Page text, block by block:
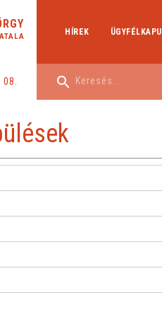
HÍREK ÜGYFÉLKAPU